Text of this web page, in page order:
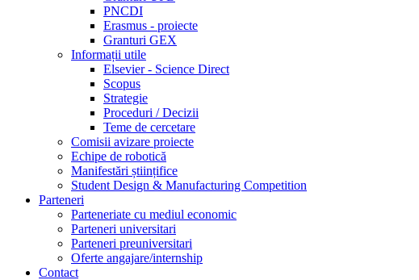
PNCDI
Erasmus - proiecte
Granturi GEX
Informații utile
Elsevier - Science Direct
Scopus
Strategie
Proceduri / Decizii
Teme de cercetare
Comisii avizare proiecte
Echipe de robotică
Manifestări științifice
Student Design & Manufacturing Competition
Parteneri
Parteneriate cu mediul economic
Parteneri universitari
Parteneri preuniversitari
Oferte angajare/internship
Contact